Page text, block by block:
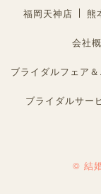
福岡天神店 熊
会社
ブライダルフェア
ブライダルサー
© 結